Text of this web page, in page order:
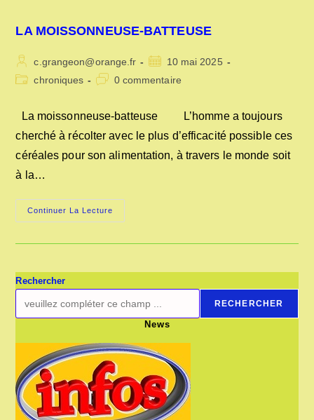
LA MOISSONNEUSE-BATTEUSE
Auteur/autrice
de
c.grangeon@orange.fr
Publication
publiée :
10 mai 2025
Postchroniques
Commentaires
publication :
0 commentaire
La moissonneuse-batteuse L’homme a toujours
cherché à récolter avec le plus d’efficacité possible ces
céréales pour son alimentation, à travers le monde soit
à la…
Continuer La Lecture
MOISSONNEUSE-
Rechercher
RECHERCHER
News